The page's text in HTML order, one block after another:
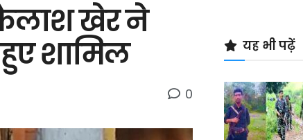
खेर ने
शामिल
0
यह भी पढ़ें